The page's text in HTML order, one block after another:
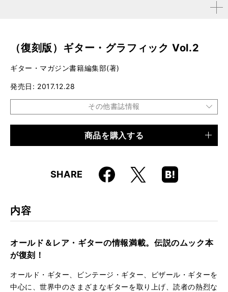
拡大す
（復刻版）ギター・グラフィック Vol.2
ギター・マガジン書籍編集部(著)
発売日 2017.12.28
その他書誌情報
商品を購入する
SHARE Faceboo
k
X
Hatena
Boo
内容
オールド＆レア・ギターの情報満載。伝説のムック本
が復刻！
オールド・ギター、ビンテージ・ギター、ビザール・ギターを
中心に、世界中のさまざまなギターを取り上げ、読者の熱烈な